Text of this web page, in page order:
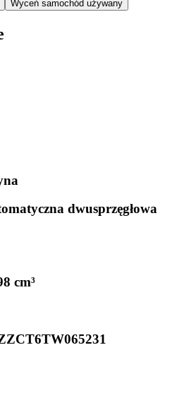
Wyceń samochód używany
dwusprzęgłowa
cm³